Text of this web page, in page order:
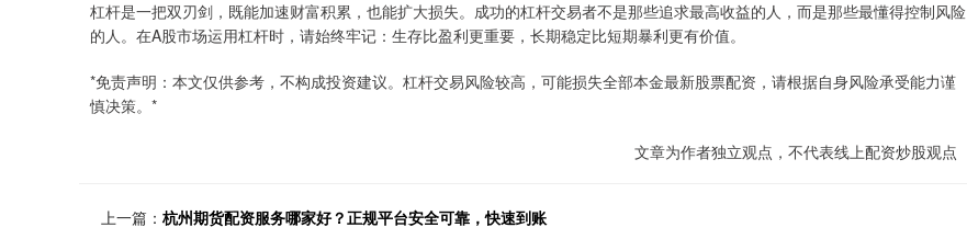
杠杆是一把双刃剑，既能加速财富积累，也能扩大损失。成功的杠杆交易者不是那些追求最高收益的人，而是那些最懂得控制风险
的人。在A股市场运用杠杆时，请始终牢记：生存比盈利更重要，长期稳定比短期暴利更有价值。
*免责声明：本文仅供参考，不构成投资建议。杠杆交易风险较高，可能损失全部本金最新股票配资，请根据自身风险承受能力谨
慎决策。*
文章为作者独立观点，不代表线上配资炒股观点
上一篇： 杭州期货配资服务哪家好？正规平台安全可靠，快速到账